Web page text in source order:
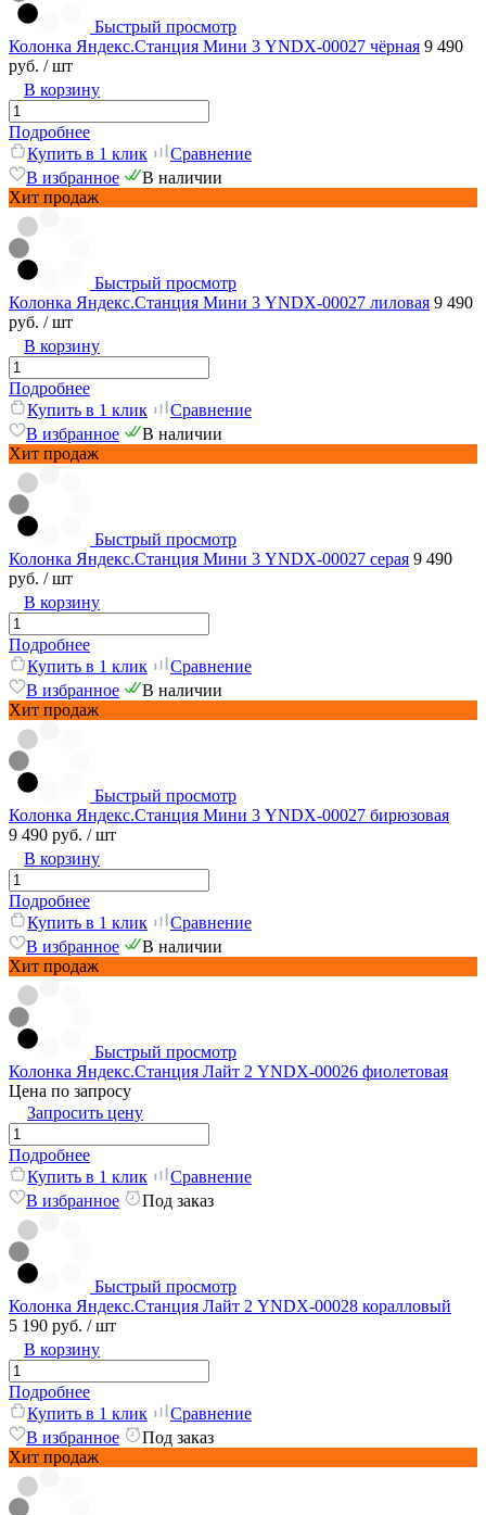
Быстрый просмотр
Колонка Яндекс.Станция Мини 3 YNDX-00027 чёрная 9 490
руб. / шт
В корзину
Подробнее
Купить в 1 клик
Сравнение
В избранное
В наличии
Хит продаж
Быстрый просмотр
Колонка Яндекс.Станция Мини 3 YNDX-00027 лиловая 9 490
руб. / шт
В корзину
Подробнее
Купить в 1 клик
Сравнение
В избранное
В наличии
Хит продаж
Быстрый просмотр
Колонка Яндекс.Станция Мини 3 YNDX-00027 серая 9 490
руб. / шт
В корзину
Подробнее
Купить в 1 клик
Сравнение
В избранное
В наличии
Хит продаж
Быстрый просмотр
Колонка Яндекс.Станция Мини 3 YNDX-00027 бирюзовая
9 490 руб. / шт
В корзину
Подробнее
Купить в 1 клик
Сравнение
В избранное
В наличии
Хит продаж
Быстрый просмотр
Колонка Яндекс.Станция Лайт 2 YNDX-00026 фиолетовая
Цена по запросу
Запросить цену
Подробнее
Купить в 1 клик
Сравнение
В избранное
Под заказ
Быстрый просмотр
Колонка Яндекс.Станция Лайт 2 YNDX-00028 коралловый
5 190 руб. / шт
В корзину
Подробнее
Купить в 1 клик
Сравнение
В избранное
Под заказ
Хит продаж